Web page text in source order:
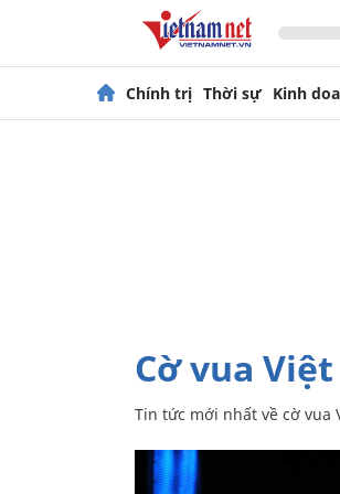
Chính trị Thời sự Kinh
cờ vua
Tin tức mới nhất về cờ vua